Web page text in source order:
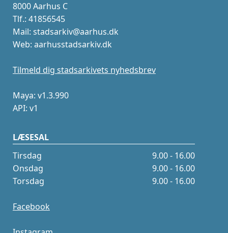
8000 Aarhus C
Tlf.: 41856545
Mail: stadsarkiv@aarhus.dk
Web: aarhusstadsarkiv.dk
Tilmeld dig stadsarkivets nyhedsbrev
Maya: v1.3.990
API: v1
LÆSESAL
Tirsdag
9.00 - 16.00
Onsdag
9.00 - 16.00
Torsdag
9.00 - 16.00
Facebook